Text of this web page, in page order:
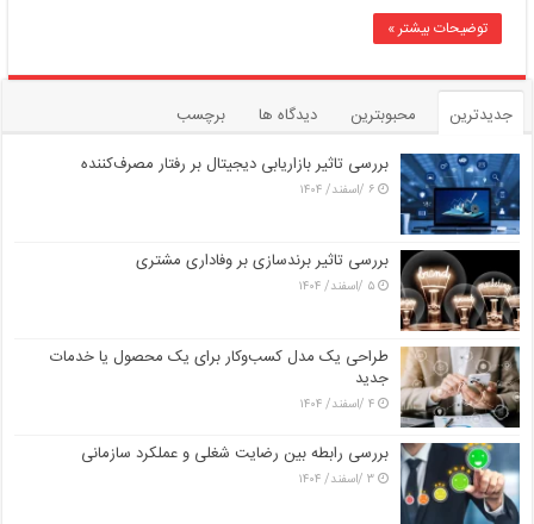
توضیحات بیشتر »
جدیدترین محبوبترین دیدگاه ها
برچسب
بررسی تاثیر بازاریابی دیجیتال بر رفتار مصرف‌کننده
۶ /اسفند/ ۱۴۰۴
بررسی تاثیر برندسازی بر وفاداری مشتری
۵ /اسفند/ ۱۴۰۴
طراحی یک مدل کسب‌وکار برای یک محصول یا خدمات
جدید
۴ /اسفند/ ۱۴۰۴
بررسی رابطه بین رضایت شغلی و عملکرد سازمانی
۳ /اسفند/ ۱۴۰۴